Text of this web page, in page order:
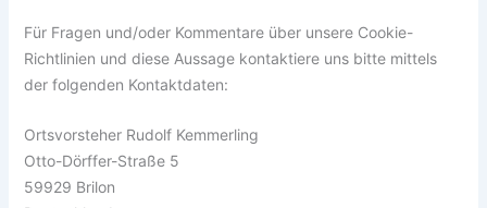
Für Fragen und/oder Kommentare über unsere Cookie-
Richtlinien und diese Aussage kontaktiere uns bitte mittels
der folgenden Kontaktdaten:
Ortsvorsteher Rudolf Kemmerling
Otto-Dörffer-Straße 5
59929 Brilon